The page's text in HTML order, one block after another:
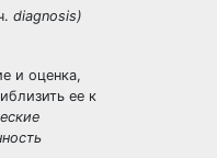
diagnosis)
и оценка,
ее к